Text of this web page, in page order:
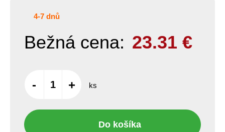
4-7 dnů
Bežná cena: 23.31 €
- + ks
Do košíka